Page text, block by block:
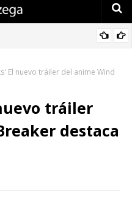
El nuevo tráiler del anime Wind
tráiler
destaca